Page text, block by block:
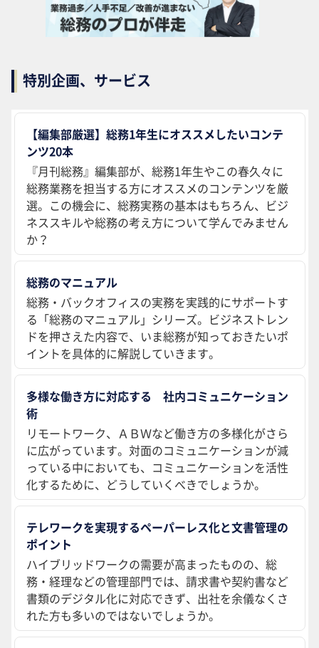
特別企画、サービス
【編集部厳選】総務1年生にオススメしたいコンテ
ンツ20本
『月刊総務』編集部が、総務1年生やこの春久々に
総務業務を担当する方にオススメのコンテンツを厳
選。この機会に、総務実務の基本はもちろん、ビジ
ネススキルや総務の考え方について学んでみません
か？
総務のマニュアル
総務・バックオフィスの実務を実践的にサポートす
る「総務のマニュアル」シリーズ。ビジネストレン
ドを押さえた内容で、いま総務が知っておきたいポ
イントを具体的に解説していきます。
多様な働き方に対応する 社内コミュニケーション
術
リモートワーク、ＡＢＷなど働き方の多様化がさら
に広がっています。対面のコミュニケーションが減
っている中においても、コミュニケーションを活性
化するために、どうしていくべきでしょうか。
テレワークを実現するペーパーレス化と文書管理の
ポイント
ハイブリッドワークの需要が高まったものの、総
務・経理などの管理部門では、請求書や契約書など
書類のデジタル化に対応できず、出社を余儀なくさ
れた方も多いのではないでしょうか。